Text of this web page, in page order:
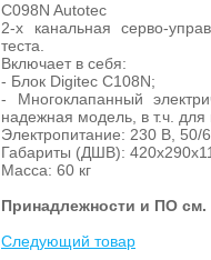
C098N Autotec
2-х канальная серво-
теста.
Включает в себя:
- Блок Digitec C108N;
- Многоклапанный
надежная модель, в т.ч. для
Электропитание: 230 В, 50/
Габариты (ДШВ):
Масса: 60 кг
Принадлежности и ПО см.
Следующий товар